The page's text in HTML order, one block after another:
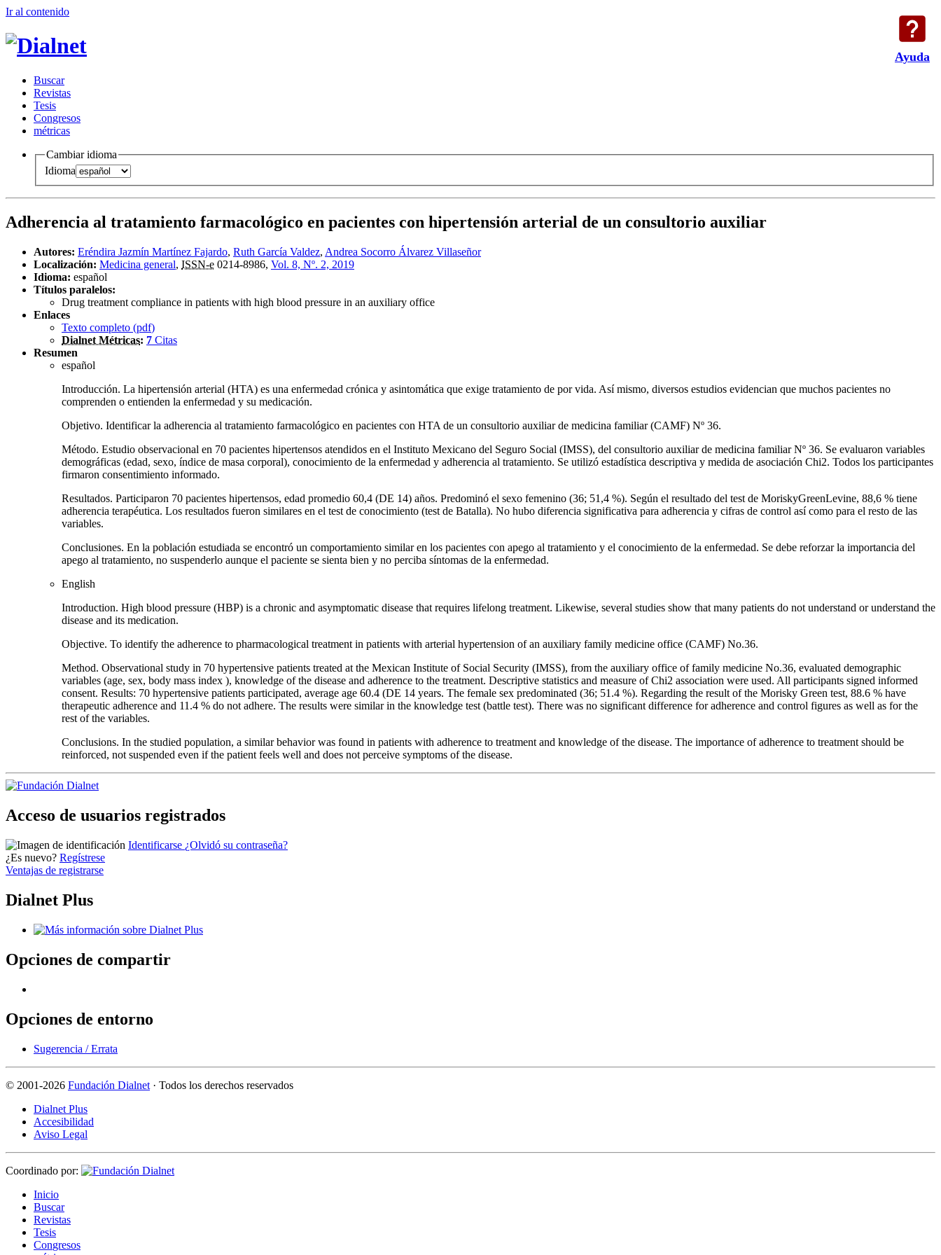
Ayuda
Ir al contenido
Buscar
Revistas
Tesis
Congresos
métricas
Cambiar idioma
Idioma
Adherencia al tratamiento farmacológico en pacientes con hipertensión arterial de un consultorio auxiliar
Autores: Eréndira Jazmín Martínez Fajardo, Ruth García Valdez, Andrea Socorro Álvarez Villaseñor
Localización: Medicina general, ISSN-e 0214-8986, Vol. 8, Nº. 2, 2019
Idioma: español
Títulos paralelos:
Drug treatment compliance in patients with high blood pressure in an auxiliary office
Enlaces
Texto completo (pdf)
Dialnet Métricas: 7 Citas
Resumen
español
Introducción. La hipertensión arterial (HTA) es una enfermedad crónica y asintomática que exige tratamiento de por vida. Así mismo, diversos estudios evidencian que muchos pacientes no
comprenden o entienden la enfermedad y su medicación.
Objetivo. Identificar la adherencia al tratamiento farmacológico en pacientes con HTA de un consultorio auxiliar de medicina familiar (CAMF) Nº 36.
Método. Estudio observacional en 70 pacientes hipertensos atendidos en el Instituto Mexicano del Seguro Social (IMSS), del consultorio auxiliar de medicina familiar Nº 36. Se evaluaron variables
demográficas (edad, sexo, índice de masa corporal), conocimiento de la enfermedad y adherencia al tratamiento. Se utilizó estadística descriptiva y medida de asociación Chi2. Todos los participantes
firmaron consentimiento informado.
Resultados. Participaron 70 pacientes hipertensos, edad promedio 60,4 (DE 14) años. Predominó el sexo femenino (36; 51,4 %). Según el resultado del test de MoriskyGreenLevine, 88,6 % tiene
adherencia terapéutica. Los resultados fueron similares en el test de conocimiento (test de Batalla). No hubo diferencia significativa para adherencia y cifras de control así como para el resto de las
variables.
Conclusiones. En la población estudiada se encontró un comportamiento similar en los pacientes con apego al tratamiento y el conocimiento de la enfermedad. Se debe reforzar la importancia del
apego al tratamiento, no suspenderlo aunque el paciente se sienta bien y no perciba síntomas de la enfermedad.
English
Introduction. High blood pressure (HBP) is a chronic and asymptomatic disease that requires lifelong treatment. Likewise, several studies show that many patients do not understand or understand the
disease and its medication.
Objective. To identify the adherence to pharmacological treatment in patients with arterial hypertension of an auxiliary family medicine office (CAMF) No.36.
Method. Observational study in 70 hypertensive patients treated at the Mexican Institute of Social Security (IMSS), from the auxiliary office of family medicine No.36, evaluated demographic
variables (age, sex, body mass index ), knowledge of the disease and adherence to the treatment. Descriptive statistics and measure of Chi2 association were used. All participants signed informed
consent. Results: 70 hypertensive patients participated, average age 60.4 (DE 14 years. The female sex predominated (36; 51.4 %). Regarding the result of the Morisky Green test, 88.6 % have
therapeutic adherence and 11.4 % do not adhere. The results were similar in the knowledge test (battle test). There was no significant difference for adherence and control figures as well as for the
rest of the variables.
Conclusions. In the studied population, a similar behavior was found in patients with adherence to treatment and knowledge of the disease. The importance of adherence to treatment should be
reinforced, not suspended even if the patient feels well and does not perceive symptoms of the disease.
Acceso de usuarios registrados
Identificarse ¿Olvidó su contraseña?
¿Es nuevo? Regístrese
Ventajas de registrarse
Dialnet Plus
Opciones de compartir
Opciones de entorno
Sugerencia / Errata
© 2001-2026 Fundación Dialnet · Todos los derechos reservados
Dialnet Plus
Accesibilidad
Aviso Legal
Coordinado por:
Inicio
Buscar
Revistas
Tesis
Congresos